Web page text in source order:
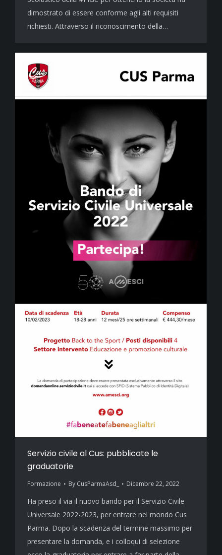
dimostrato di essere conforme agli alti requisiti
richiesti. Attraverso il riconoscimento della…
Servizio civile al Cus: pubblicate le
graduatorie
Formazione By CusParmaAsd_ Dicembre 22, 2022
Ha preso il via il nuovo bando per il Servizio Civile
Universale 2022-2023, per entrare nel mondo Cus
Parma. Dopo la scadenza del termine massimo per
presentare la domanda, e i colloqui di selezione